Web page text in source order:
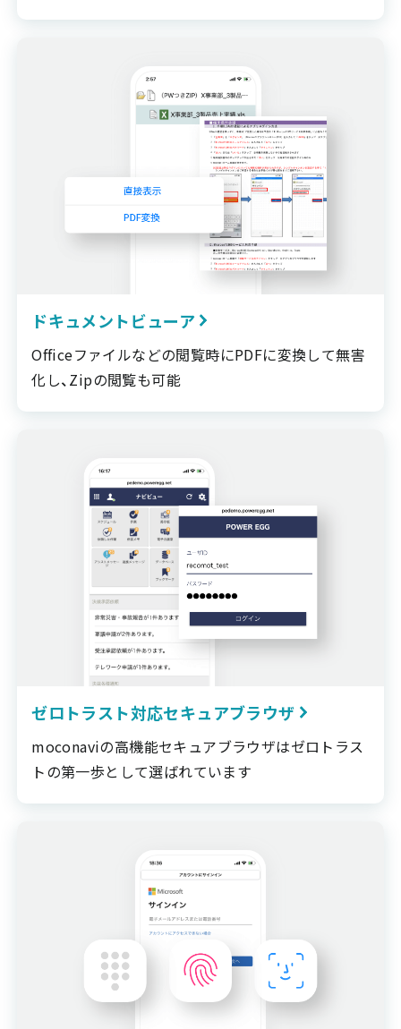
ドキュメントビューア
Officeファイルなどの閲覧時にPDFに変換して無害
化し、Zipの閲覧も可能
ゼロトラスト対応セキュアブラウザ
moconaviの高機能セキュアブラウザはゼロトラス
トの第一歩として選ばれています